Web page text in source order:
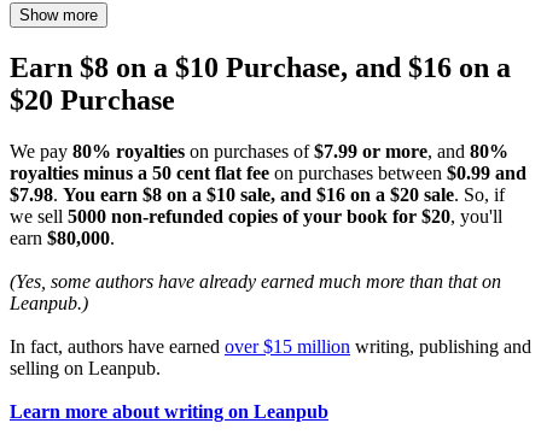
Show more
Earn $8 on a $10 Purchase, and $16 on a
$20 Purchase
We pay 80% royalties on purchases of$7.99 or more, and 80%
royalties minus a 50 cent flat fee on purchases between $0.99 and
$7.98. You earn $8 on a $10 sale, and $16 on a $20 sale. So, if
we sell 5000 non-refunded copies of your book for $20, you'll
earn $80,000.
(Yes, some authors have already earned much more than that on
Leanpub.)
In fact, authors have earned over $15 million writing, publishing and
selling on Leanpub.
Learn more about writing on Leanpub